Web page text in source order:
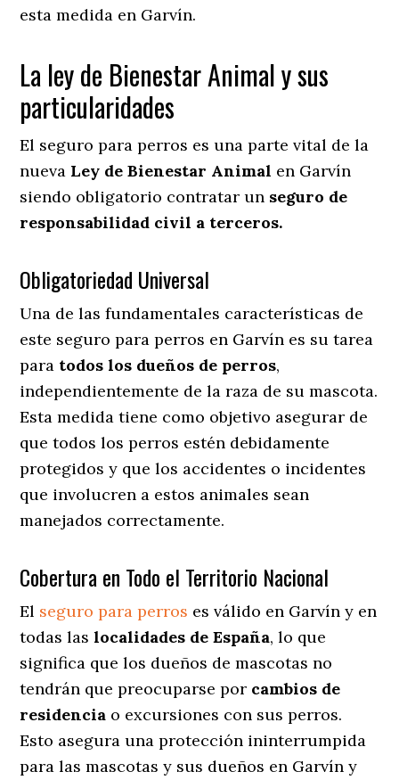
esta medida en Garvín.
La ley de Bienestar Animal y sus
particularidades
El seguro para perros es una parte vital de la
nueva Ley de Bienestar Animal en Garvín
siendo obligatorio contratar un seguro de
responsabilidad civil a terceros.
Obligatoriedad Universal
Una de las fundamentales características de
este seguro para perros en Garvín es su tarea
para todos los dueños de perros,
independientemente de la raza de su mascota.
Esta medida tiene como objetivo asegurar de
que todos los perros estén debidamente
protegidos y que los accidentes o incidentes
que involucren a estos animales sean
manejados correctamente.
Cobertura en Todo el Territorio Nacional
El seguro para perros es válido en Garvín y en
todas laslocalidades de España, lo que
significa que los dueños de mascotas no
tendrán que preocuparse por cambios de
residencia o excursiones con sus perros.
Esto asegura una protección ininterrumpida
para las mascotas y sus dueños en Garvín y